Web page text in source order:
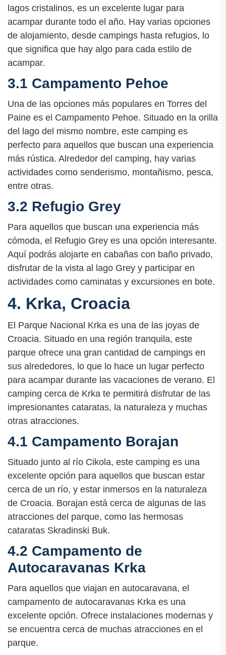
lagos cristalinos, es un excelente lugar para
acampar durante todo el año. Hay varias opciones
de alojamiento, desde campings hasta refugios, lo
que significa que hay algo para cada estilo de
acampar.
3.1 Campamento Pehoe
Una de las opciones más populares en Torres del
Paine es el Campamento Pehoe. Situado en la orilla
del lago del mismo nombre, este camping es
perfecto para aquellos que buscan una experiencia
más rústica. Alrededor del camping, hay varias
actividades como senderismo, montañismo, pesca,
entre otras.
3.2 Refugio Grey
Para aquellos que buscan una experiencia más
cómoda, el Refugio Grey es una opción interesante.
Aquí podrás alojarte en cabañas con baño privado,
disfrutar de la vista al lago Grey y participar en
actividades como caminatas y excursiones en bote.
4. Krka, Croacia
El Parque Nacional Krka es una de las joyas de
Croacia. Situado en una región tranquila, este
parque ofrece una gran cantidad de campings en
sus alrededores, lo que lo hace un lugar perfecto
para acampar durante las vacaciones de verano. El
camping cerca de Krka te permitirá disfrutar de las
impresionantes cataratas, la naturaleza y muchas
otras atracciones.
4.1 Campamento Borajan
Situado junto al río Cikola, este camping es una
excelente opción para aquellos que buscan estar
cerca de un río, y estar inmersos en la naturaleza
de Croacia. Borajan está cerca de algunas de las
atracciones del parque, como las hermosas
cataratas Skradinski Buk.
4.2 Campamento de
Autocaravanas Krka
Para aquellos que viajan en autocaravana, el
campamento de autocaravanas Krka es una
excelente opción. Ofrece instalaciones modernas y
se encuentra cerca de muchas atracciones en el
parque.